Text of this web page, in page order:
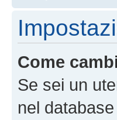
Come
Se sei un
nel